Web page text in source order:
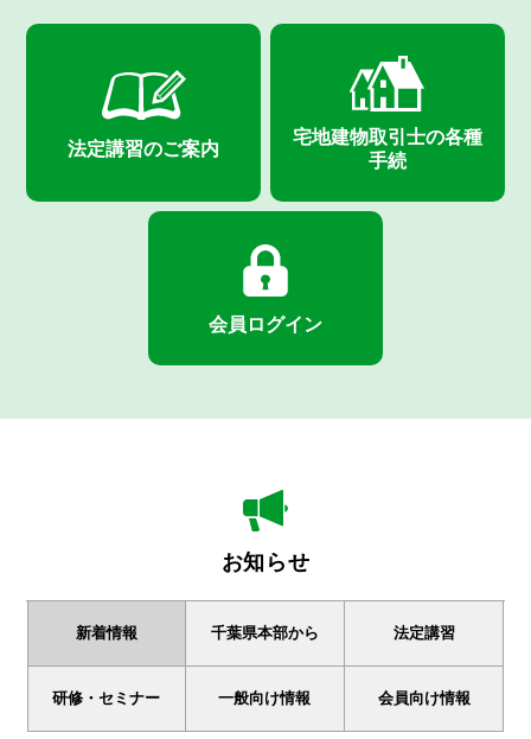
法定講習のご案内
宅地建物取引士の各種
手続
会員ログイン
お知らせ
新着情報 千葉県本部から 法定講習
研修・セミナー 一般向け情報 会員向け情報